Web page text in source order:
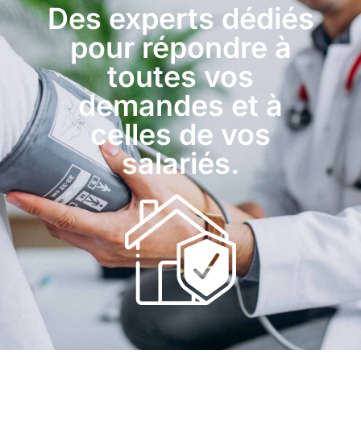
Des experts dédiés
pour répondre à
toutes vos
demandes et à
celles de vos
salariés.